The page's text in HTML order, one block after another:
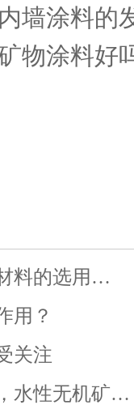
墙涂料的
物涂料好
料的选用…
用？
关注
水性无机矿…